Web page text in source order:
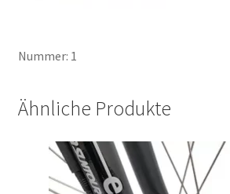
Nummer: 1
Ähnliche Produkte